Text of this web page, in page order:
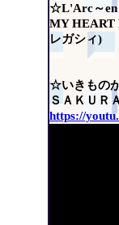
☆L'Arc～en
MY HEART
レガシィ)
☆いきもの
ＳＡＫＵＲ
https://